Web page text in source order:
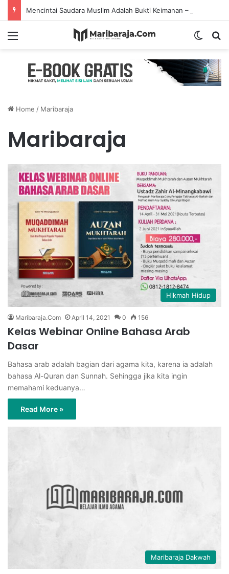
Home / Maribaraja
Maribaraja
Hikmah Hidup
Maribaraja.Com April 14, 2021 0 156
Kelas Webinar Online Bahasa Arab
Dasar
Bahasa arab adalah bagian dari agama kita, karena ia adalah
bahasa Al-Quran dan Sunnah. Sehingga jika kita ingin
memahami keduanya…
Read More »
Maribaraja Dakwah